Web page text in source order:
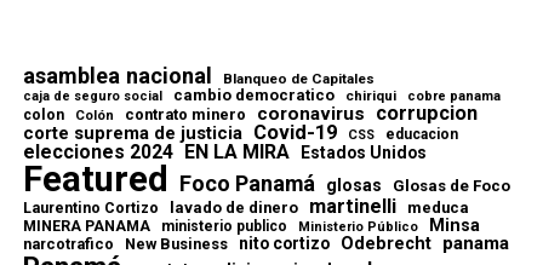
asamblea nacional Blanqueo de Capitales
caja de seguro social cambio democratico chiriqui cobre panama
colon Colón contrato minero coronavirus corrupcion
corte suprema de justicia Covid-19 CSS educacion
elecciones 2024 EN LA MIRA Estados Unidos
Featured Foco Panamá glosas Glosas de Foco
Laurentino Cortizo lavado de dinero martinelli meduca
MINERA PANAMA ministerio publico Ministerio Público Minsa
narcotrafico New Business nito cortizo Odebrecht panama